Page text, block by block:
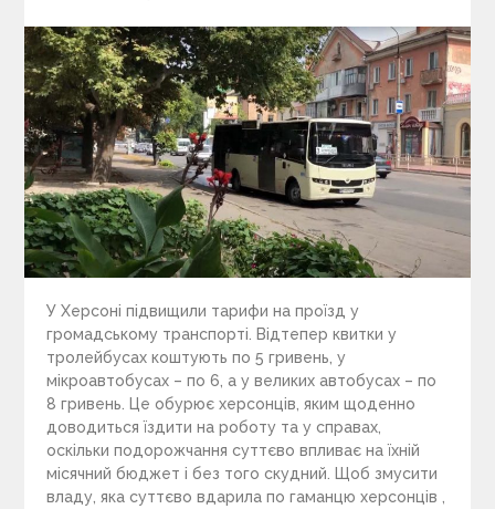
У Херсоні підвищили тарифи на проїзд у
громадському транспорті. Відтепер квитки у
тролейбусах коштують по 5 гривень, у
мікроавтобусах – по 6, а у великих автобусах – по
8 гривень. Це обурює херсонців, яким щоденно
доводиться їздити на роботу та у справах,
оскільки подорожчання суттєво впливає на їхній
місячний бюджет і без того скудний. Щоб змусити
владу, яка суттєво вдарила по гаманцю херсонців ,